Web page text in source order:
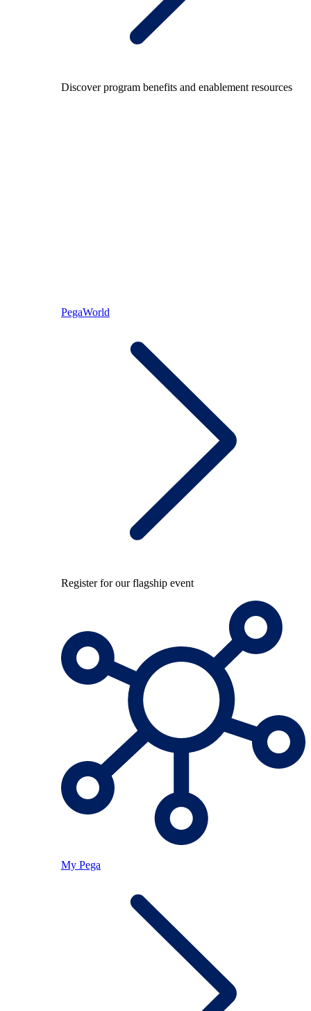
Discover program benefits and enablement resources
PegaWorld
Register for our flagship event
My Pega